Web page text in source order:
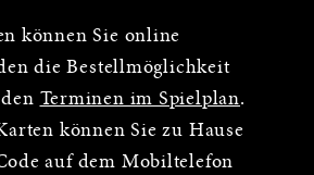
können Sie online
die Bestellmöglichkeit
Terminen im Spielplan.
können Sie zu Hause
auf dem Mobiltelefon